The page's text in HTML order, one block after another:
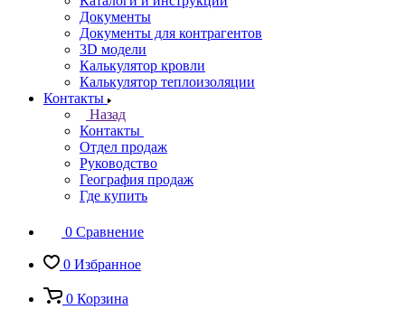
Документы
Документы для контрагентов
3D модели
Калькулятор кровли
Калькулятор теплоизоляции
Контакты
Назад
Контакты
Отдел продаж
Руководство
География продаж
Где купить
0 Сравнение
0 Избранное
0 Корзина